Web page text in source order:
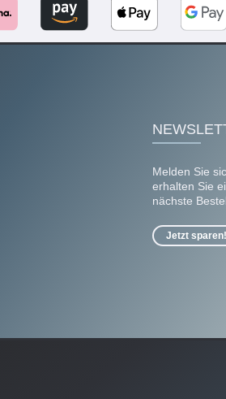
Melden Sie
erhalten Sie
nächste
Jetzt sparen!